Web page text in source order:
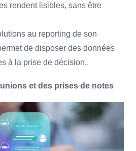
rendent lisibles, sans être
au reporting de son
de disposer des données
à la prise de décision..
et des prises de notes